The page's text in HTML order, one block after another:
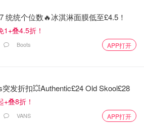
store，版权属于原作者
事背景设定在《哈利波特》的魔法世
！场景非常还原，细节超多，谁能拒
魔法彩蛋呢~ 目前打折的是
德商店任务，可进入额外地牢、店主
统统个位数🔥冰淇淋面膜低至£4.5！
1+叠4.5折！
Boots APP打开
突发折扣💥Authentic£24 Old Skool£28
+叠8折！
VANS APP打开